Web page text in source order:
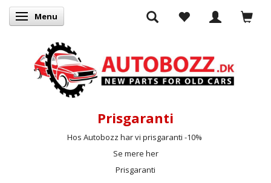
Skifte navigation
Menu
Prisgaranti
Hos Autobozz har vi prisgaranti -10%
Se mere her
Prisgaranti